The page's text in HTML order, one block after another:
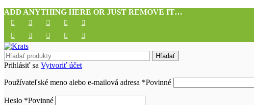
ADD ANYTHING HERE OR JUST REMOVE IT…
Hľadať
Prihlásiť sa Vytvoriť účet
Používateľské meno alebo e-mailová adresa *Povinné
Heslo *Povinné